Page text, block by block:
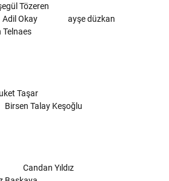
Tözeren
Adil Okay
ayşe düzkan
Telnaes
Taşar
Birsen Talay Keşoğlu
Candan Yıldız